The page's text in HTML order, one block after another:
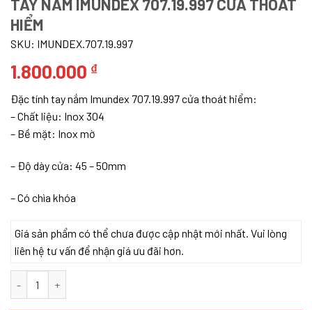
TAY NẮM IMUNDEX 707.19.997 CỬA THOÁT
HIỂM
SKU: IMUNDEX.707.19.997
1.800.000 ₫
Đặc tính tay nắm Imundex 707.19.997 cửa thoát hiểm:
– ​Chất liệu: Inox 304
– Bề mặt: Inox mờ
– Độ dày cửa: 45 – 50mm
– Có chìa khóa
Giá sản phẩm có thể chưa được cập nhật mới nhất. Vui lòng
liên hệ tư vấn để nhận giá ưu đãi hơn.